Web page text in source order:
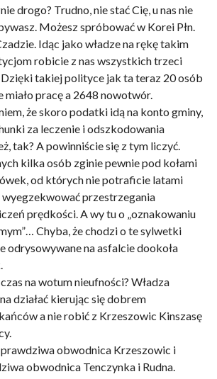
drogo? Trudno, nie stać Cię, u nas nie
Możesz spróbować w Korei Płn.
Idąc jako władze na rękę takim
robicie z nas wszystkich trzeci
takiej polityce jak ta teraz 20 osób
miało pracę a 2648 nowotwór.
że skoro podatki idą na konto gminy,
za leczenie i odszkodowania
tak? A powinniście się z tym liczyć.
kilka osób zginie pewnie pod kołami
od których nie potraficie latami
przestrzegania
prędkości. A wy tu o „oznakowaniu
Chyba, że chodzi o te sylwetki
odrysowywane na asfalcie dookoła
na wotum nieufności? Władza
działać kierując się dobrem
a nie robić z Krzeszowic Kinszasę
obwodnica Krzeszowic i
obwodnica Tenczynka i Rudna.